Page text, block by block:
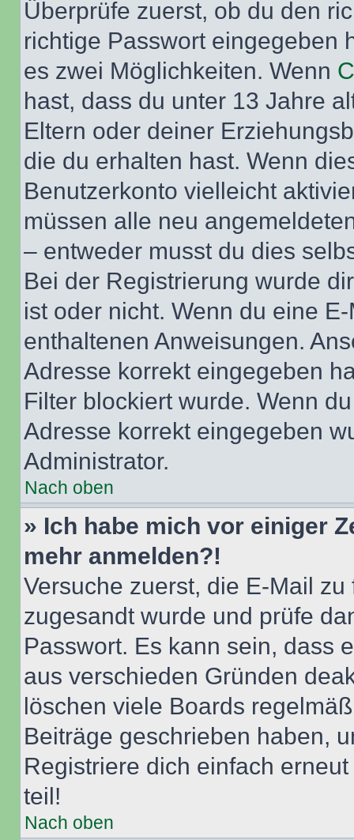
Überprüfe zuerst, ob du den
richtige Passwort eingegeben
es zwei Möglichkeiten. Wenn
hast, dass du unter 13 Jahre
Eltern oder deiner
die du erhalten hast. Wenn
Benutzerkonto vielleicht
müssen alle neu
– entweder musst du dies
Bei der Registrierung wurde
ist oder nicht. Wenn du eine
enthaltenen Anweisungen.
Adresse korrekt eingegeben
Filter blockiert wurde. Wenn
Adresse korrekt eingegeben
Administrator.
Nach oben
» Ich habe mich vor einiger
mehr anmelden?!
Versuche zuerst, die E-Mail
zugesandt wurde und prüfe
Passwort. Es kann sein, dass
aus verschieden Gründen
löschen viele Boards
Beiträge geschrieben haben,
Registriere dich einfach
teil!
Nach oben